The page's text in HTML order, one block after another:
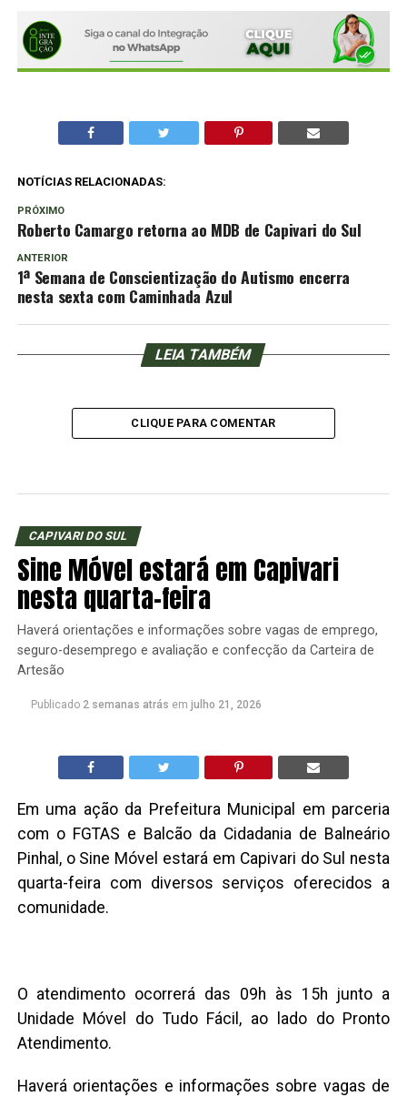
NOTÍCIAS RELACIONADAS:
PRÓXIMO
Roberto Camargo retorna ao MDB de Capivari do Sul
ANTERIOR
1ª Semana de Conscientização do Autismo encerra
nesta sexta com Caminhada Azul
LEIA TAMBÉM
CLIQUE PARA COMENTAR
CAPIVARI DO SUL
Sine Móvel estará em Capivari
nesta quarta-feira
Haverá orientações e informações sobre vagas de emprego,
seguro-desemprego e avaliação e confecção da Carteira de
Artesão
Publicado 2 semanas atrás em julho 21, 2026
Em uma ação da Prefeitura Municipal em parceria
com o FGTAS e Balcão da Cidadania de Balneário
Pinhal, o Sine Móvel estará em Capivari do Sul nesta
quarta-feira com diversos serviços oferecidos a
comunidade.
O atendimento ocorrerá das 09h às 15h junto a
Unidade Móvel do Tudo Fácil, ao lado do Pronto
Atendimento.
Haverá orientações e informações sobre vagas de